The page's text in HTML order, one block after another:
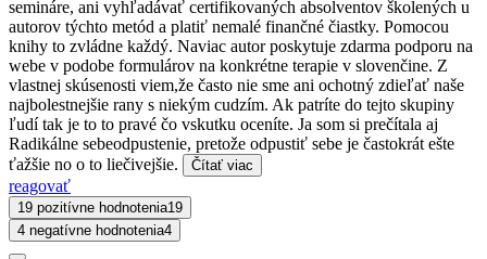
semináre, ani vyhľadávať certifikovaných absolventov školených u
autorov týchto metód a platiť nemalé finančné čiastky. Pomocou
knihy to zvládne každý. Naviac autor poskytuje zdarma podporu na
webe v podobe formulárov na konkrétne terapie v slovenčine. Z
vlastnej skúsenosti viem,že často nie sme ani ochotný zdieľať naše
najbolestnejšie rany s niekým cudzím. Ak patríte do tejto skupiny
ľudí tak je to to pravé čo vskutku oceníte. Ja som si prečítala aj
Radikálne sebeodpustenie, pretože odpustiť sebe je častokrát ešte
ťažšie no o to liečivejšie.
Čítať viac
reagovať
19 pozitívne hodnotenia19
4 negatívne hodnotenia4